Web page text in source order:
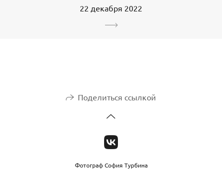
22 декабря 2022
Поделиться ссылкой
Фотограф София Турбина